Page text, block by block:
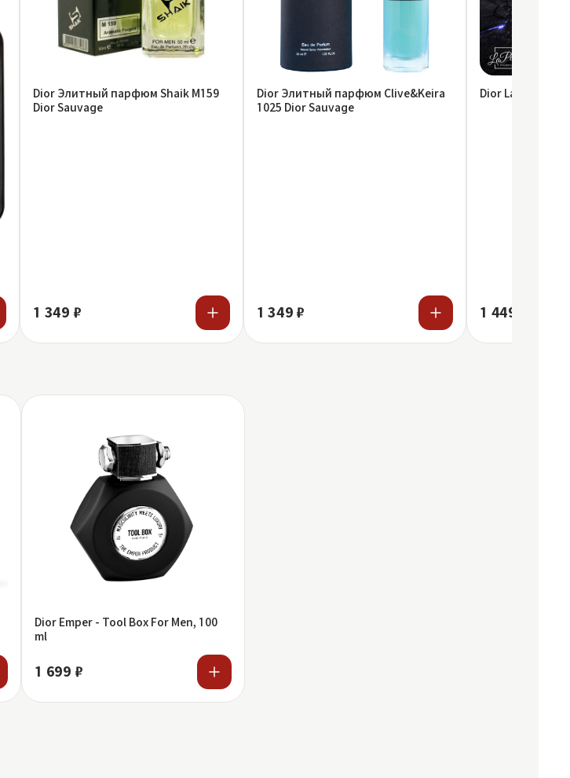
Dior Элитный парфюм Shaik M159
Dior Sauvage
1 349 ₽
Dior Элитный парфюм Clive&Keira
1025 Dior Sauvage
1 349 ₽
Dior La Parretto
1 449 ₽
Dior Emper - Tool Box For Men, 100
ml
1 699 ₽